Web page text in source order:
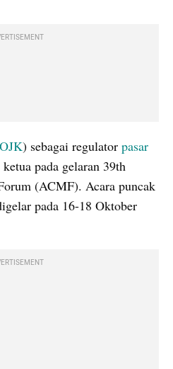
OJK) sebagai regulator pasar
pada gelaran 39th
(ACMF). Acara puncak
pada 16-18 Oktober